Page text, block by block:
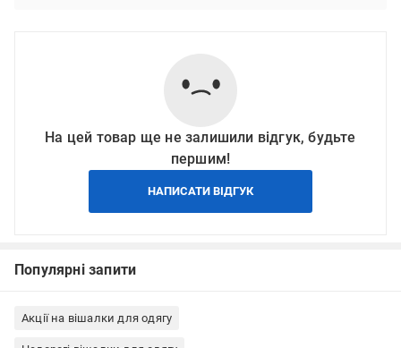
На цей товар ще не залишили відгук, будьте
першим!
НАПИСАТИ ВІДГУК
Популярні запити
Акції на вішалки для одягу